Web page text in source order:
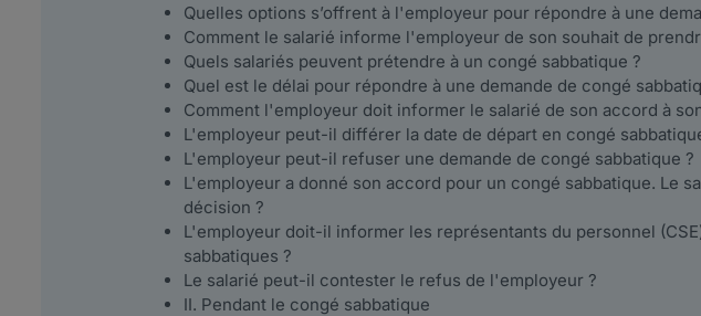
Quelles options s’offrent à l'employeur pour répondre à une
Comment le salarié informe l'employeur de son souhait de
Quels salariés peuvent prétendre à un congé sabbatique ?
Quel est le délai pour répondre à une demande de congé
Comment l'employeur doit informer le salarié de son accord à
L'employeur peut-il différer la date de départ en congé
L'employeur peut-il refuser une demande de congé sabbatique ?
L'employeur a donné son accord pour un congé sabbatique. Le
décision ?
L'employeur doit-il informer les représentants du personnel
sabbatiques ?
Le salarié peut-il contester le refus de l'employeur ?
II. Pendant le congé sabbatique